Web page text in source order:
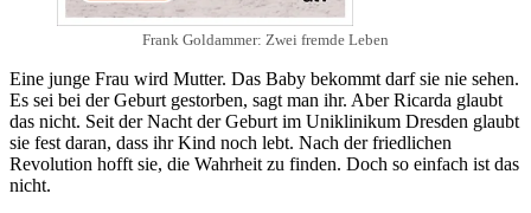
Frank Goldammer: Zwei fremde Leben
Eine junge Frau wird Mutter. Das Baby bekommt darf sie nie sehen.
Es sei bei der Geburt gestorben, sagt man ihr. Aber Ricarda glaubt
das nicht. Seit der Nacht der Geburt im Uniklinikum Dresden glaubt
sie fest daran, dass ihr Kind noch lebt. Nach der friedlichen
Revolution hofft sie, die Wahrheit zu finden. Doch so einfach ist das
nicht.